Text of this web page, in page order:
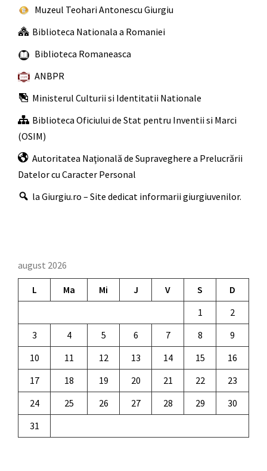
Muzeul Teohari Antonescu Giurgiu
Biblioteca Nationala a Romaniei
Biblioteca Romaneasca
ANBPR
Ministerul Culturii si Identitatii Nationale
Biblioteca Oficiului de Stat pentru Inventii si Marci
(OSIM)
Autoritatea Naţională de Supraveghere a Prelucrării
Datelor cu Caracter Personal
la Giurgiu.ro – Site dedicat informarii giurgiuvenilor.
august 2026
L Ma Mi J V S
D
1
2
3
4 5 6 7 8
9
10
11 12 13 14 15
16
17
18 19 20 21 22
23
24
25 26 27 28 29
30
31